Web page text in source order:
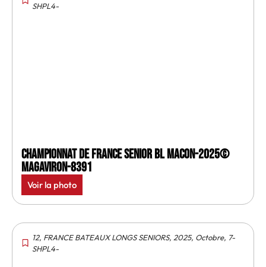
SHPL4-
Championnat de France senior BL Macon-2025©
MagAviron-8391
Voir la photo
12, FRANCE BATEAUX LONGS SENIORS, 2025, Octobre, 7-
SHPL4-